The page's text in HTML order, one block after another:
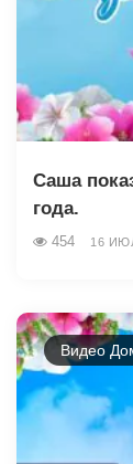
Саша
года.
454 16
Видео